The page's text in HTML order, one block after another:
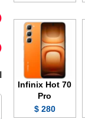
Infinix Hot 70
Pro
280 $